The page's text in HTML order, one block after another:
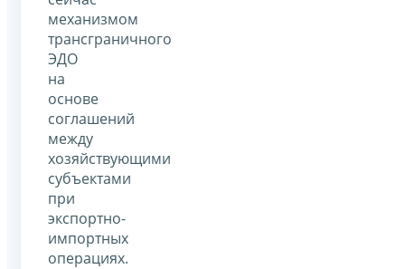
механизмом
трансграничного
ЭДО
на
основе
соглашений
между
хозяйствующими
субъектами
при
экспортно-
импортных
операциях.